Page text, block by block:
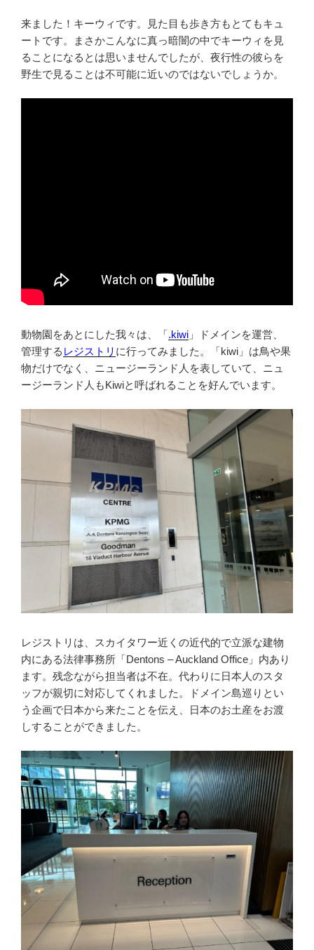
来ました！キーウィです。見た目も歩き方もとてもキュ
ートです。まさかこんなに真っ暗闇の中でキーウィを見
ることになるとは思いませんでしたが、夜行性の彼らを
野生で見ることは不可能に近いのではないでしょうか。
動物園をあとにした我々は、「.kiwi 」ドメインを運営、
管理する レジストリ に行ってみました。「kiwi」は鳥や果
物だけでなく、ニュージーランド人を表していて、ニュ
ージーランド人もKiwiと呼ばれることを好んでいます。
レジストリは、スカイタワー近くの近代的で立派な建物
内にある法律事務所「Dentons – Auckland Office」内あり
ます。残念ながら担当者は不在。代わりに日本人のスタ
ッフが親切に対応してくれました。ドメイン島巡りとい
う企画で日本から来たことを伝え、日本のお土産をお渡
しすることができました。